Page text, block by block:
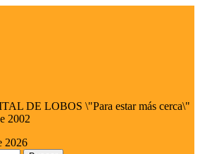
DE LOBOS \"Para estar más cerca\"
2002
2026